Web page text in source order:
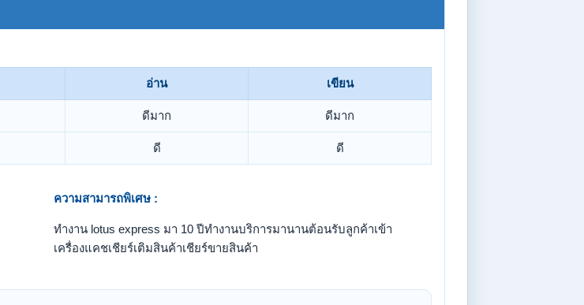
อ่าน เขียน
ดีมาก ดีมาก
ดี ดี
ความสามารถพิเศษ :
ทำงาน lotus express มา 10 ปีทำงานบริการมานานต้อนรับลูกค้าเข้า
เครื่องแคชเชียร์เติมสินค้าเชียร์ขายสินค้า